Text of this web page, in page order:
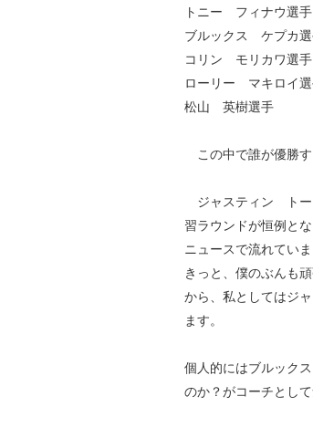
トニー フィナウ選手
ブルックス ケプカ
コリン モリカワ選手
ローリー マキロイ
松山 英樹選手
この中で誰が優勝す
ジャスティン トー
習ラウンドが恒例と
ニュースで流れていま
きっと、僕のぶんも
から、私としてはジ
ます。
個人的にはブルック
のか？がコーチとし